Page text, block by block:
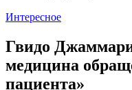
Интересное
Гвидо
медицина
пациента»